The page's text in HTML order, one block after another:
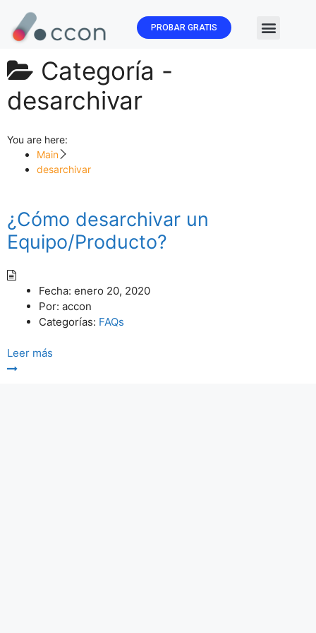
PROBAR GRATIS
Categoría -
desarchivar
You are here:
Main
desarchivar
¿Cómo desarchivar un
Equipo/Producto?
Fecha: enero 20, 2020
Por: accon
Categorías: FAQs
Leer más